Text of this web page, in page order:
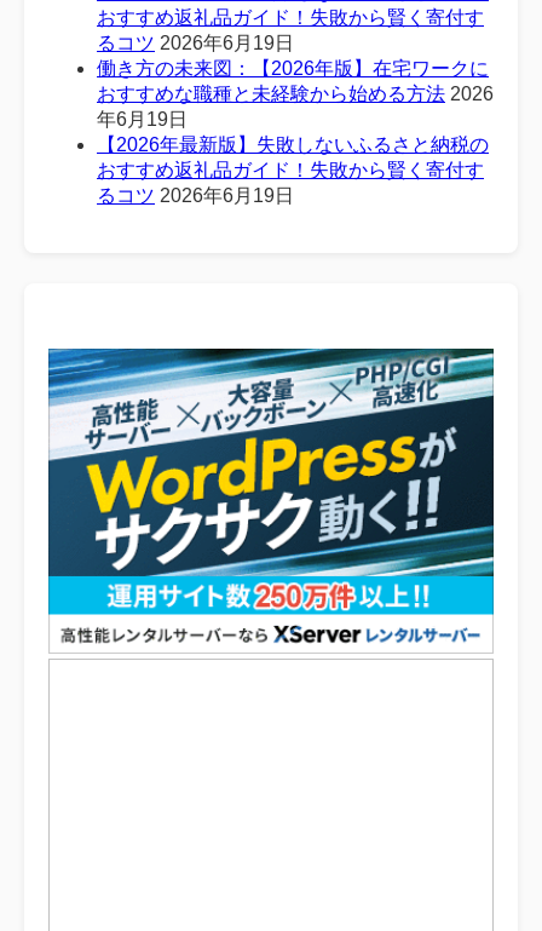
おすすめ返礼品ガイド！失敗から賢く寄付す
るコツ 2026年6月19日
働き方の未来図：【2026年版】在宅ワークに
おすすめな職種と未経験から始める方法 2026
年6月19日
【2026年最新版】失敗しないふるさと納税の
おすすめ返礼品ガイド！失敗から賢く寄付す
るコツ 2026年6月19日